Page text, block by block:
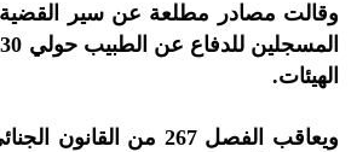
وقالت مصادر مطلعة عن سير
الهيئات.
ويعاقب الفصل 267 من